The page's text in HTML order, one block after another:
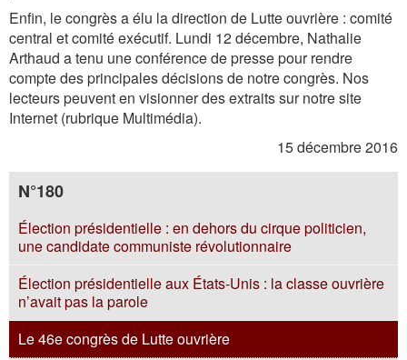
Enfin, le congrès a élu la direction de Lutte ouvrière : comité
central et comité exécutif. Lundi 12 décembre, Nathalie
Arthaud a tenu une conférence de presse pour rendre
compte des principales décisions de notre congrès. Nos
lecteurs peuvent en visionner des extraits sur notre site
Internet (rubrique Multimédia).
15 décembre 2016
N°180
Élection présidentielle : en dehors du cirque politicien,
une candidate communiste révolutionnaire
Élection présidentielle aux États-Unis : la classe ouvrière
n’avait pas la parole
Le 46e congrès de Lutte ouvrière